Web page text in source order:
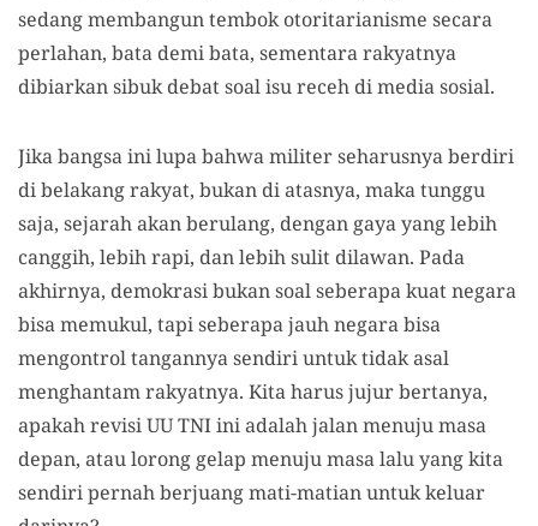
sedang membangun tembok otoritarianisme secara
perlahan, bata demi bata, sementara rakyatnya
dibiarkan sibuk debat soal isu receh di media sosial.
Jika bangsa ini lupa bahwa militer seharusnya berdiri
di belakang rakyat, bukan di atasnya, maka tunggu
saja, sejarah akan berulang, dengan gaya yang lebih
canggih, lebih rapi, dan lebih sulit dilawan. Pada
akhirnya, demokrasi bukan soal seberapa kuat negara
bisa memukul, tapi seberapa jauh negara bisa
mengontrol tangannya sendiri untuk tidak asal
menghantam rakyatnya. Kita harus jujur bertanya,
apakah revisi UU TNI ini adalah jalan menuju masa
depan, atau lorong gelap menuju masa lalu yang kita
sendiri pernah berjuang mati-matian untuk keluar